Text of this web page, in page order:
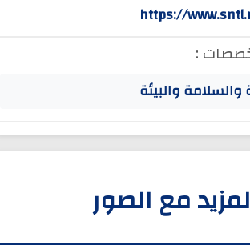
https://
:
والبيئة
مع الصور